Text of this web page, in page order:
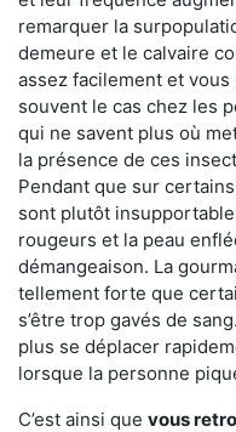
remarquer la
demeure et le calvaire
assez facilement et vous
souvent le cas chez les
qui ne savent plus où
la présence de ces
Pendant que sur
sont plutôt
rougeurs et la peau
démangeaison. La
tellement forte que
s’être trop gavés de
plus se déplacer
lorsque la personne
C’est ainsi que vous